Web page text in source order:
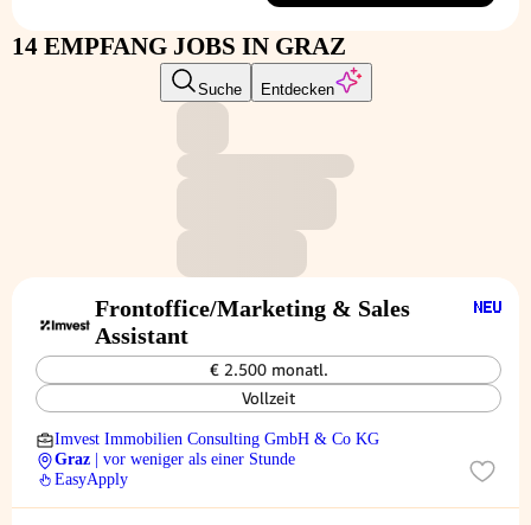
14 EMPFANG JOBS IN GRAZ
Suche Entdecken
Frontoffice/Marketing & Sales
Assistant
€ 2.500 monatl.
Vollzeit
Imvest Immobilien Consulting GmbH & Co KG
Graz
| vor weniger als einer Stunde
EasyApply